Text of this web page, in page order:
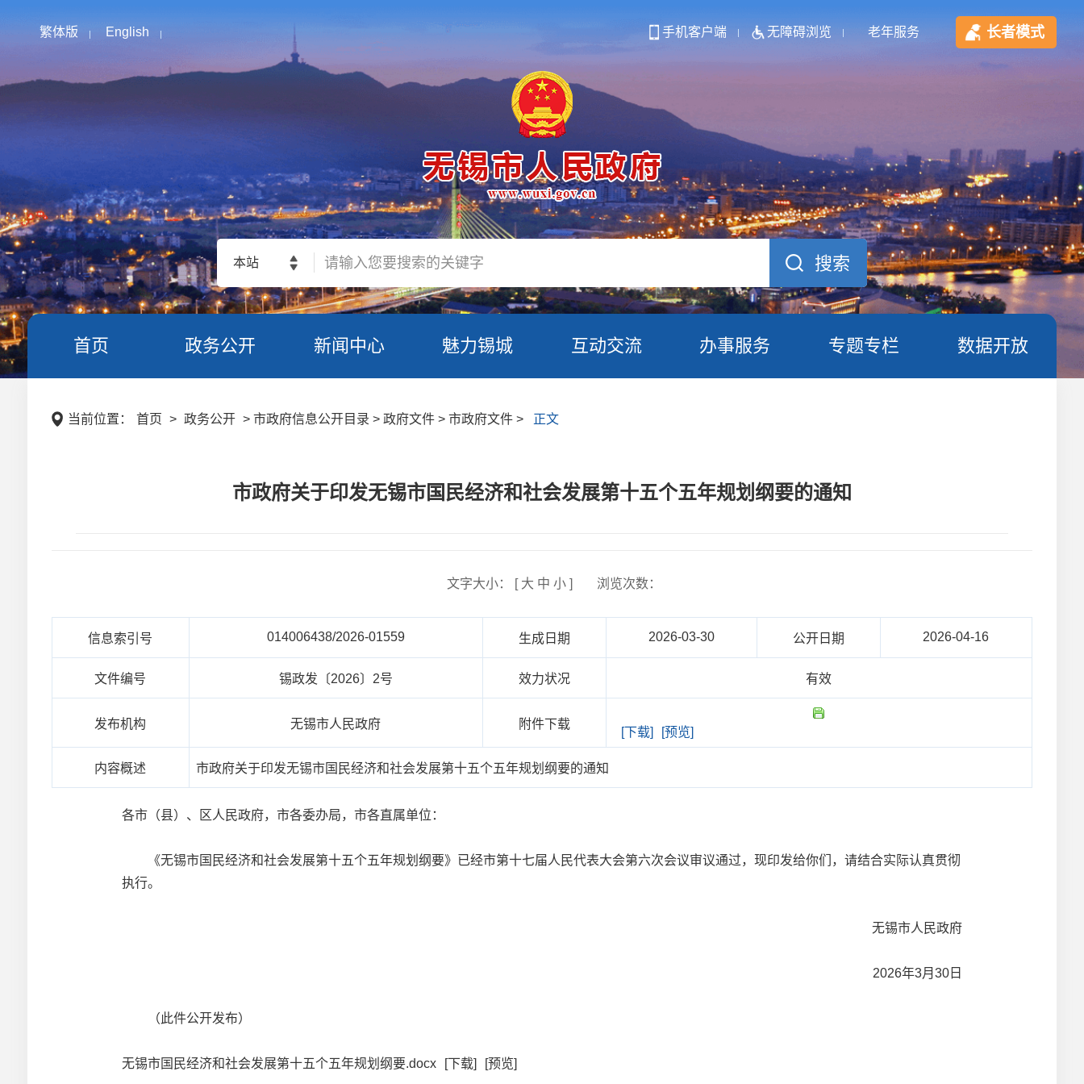
繁体版 English 手机客户端 无障碍浏览 老年服务 长者模式
本站
首页 政务公开 新闻中心 魅力锡城 互动交流 办事服务 专题专栏 数据开放
当前位置： 首页 > 政务公开 > 市政府信息公开目录 > 政府文件 > 市政府文件 > 正文
市政府关于印发无锡市国民经济和社会发展第十五个五年规划纲要的通知
文字大小： [ 大 中 小] 浏览次数：
信息索引号 014006438/2026-01559 生成日期 2026-03-30 公开日期 2026-04-16
文件编号 锡政发〔2026〕2号 效力状况 有效
发布机构 无锡市人民政府 附件下载
[下载] [预览]
内容概述 市政府关于印发无锡市国民经济和社会发展第十五个五年规划纲要的通知
各市（县）、区人民政府，市各委办局，市各直属单位：
《无锡市国民经济和社会发展第十五个五年规划纲要》已经市第十七届人民代表大会第六次会议审议通过，现印发给你们，请结合实际认真贯彻
执行。
无锡市人民政府
2026年3月30日
（此件公开发布）
无锡市国民经济和社会发展第十五个五年规划纲要.docx [下载] [预览]